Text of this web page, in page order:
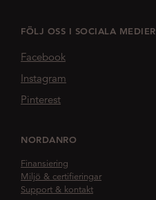
FÖLJ OSS I SOCIALA MEDIER
Facebook
Instagram
Pinterest
NORDANRO
Finansiering
Miljö & certifieringar
Support & kontakt